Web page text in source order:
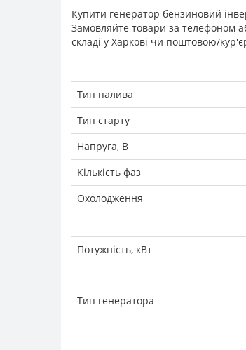
Купити генератор бензиновий
Замовляйте товари за телефоном
складі у Харкові чи поштовою/
Тип палива
Тип старту
Напруга, В
Кількість фаз
Охолодження
Потужність, кВт
Тип генератора